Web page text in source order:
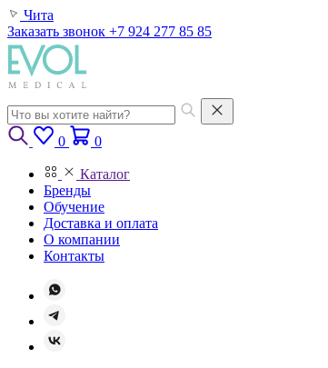
Чита
Заказать звонок +7 924 277 85 85
0 0
Каталог
Бренды
Обучение
Доставка и оплата
О компании
Контакты